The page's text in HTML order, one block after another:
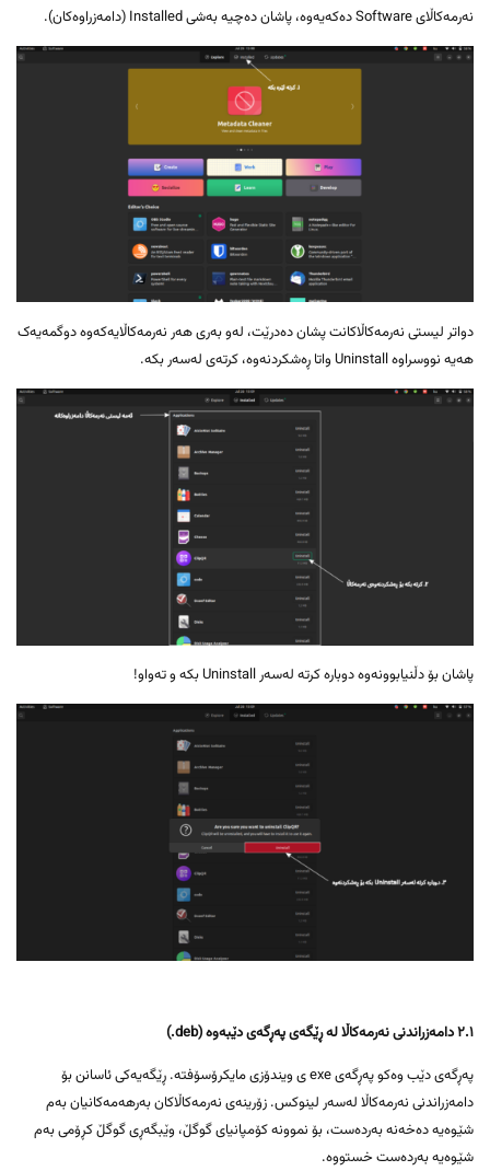
نەرمەکاڵای Software دەکەیەوە، پاشان دەچیە بەشی Installed (دامەزراوەکان).
دواتر لیستی نەرمەکاڵاکانت پشان دەدرێت، لەو بەری هەر نەرمەکاڵایەکەوە دوگمەیەک
هەیە نووسراوە Uninstall واتا ڕەشکردنەوە، کرتەی لەسەر بکە.
پاشان بۆ دڵنیابوونەوە دوبارە کرتە لەسەر Uninstall بکە و تەواو!
٢.١ دامەزراندنی نەرمەکاڵا لە ڕێگەی پەڕگەی دێبەوە (deb.)
پەڕگەی دێب وەکو پەڕگەی exe ی ویندۆزی مایکرۆسۆفتە. ڕێگەیەکی ئاسانن بۆ
دامەزراندنی نەرمەکاڵا لەسەر لینوکس. زۆرینەی نەرمەکاڵاکان بەرهەمەکانیان بەم
شێوەیە دەخەنە بەردەست، بۆ نموونە کۆمپانیای گوگڵ، وێبگەڕی گوگڵ کڕۆمی بەم
شێوەیە بەردەست خستووە.